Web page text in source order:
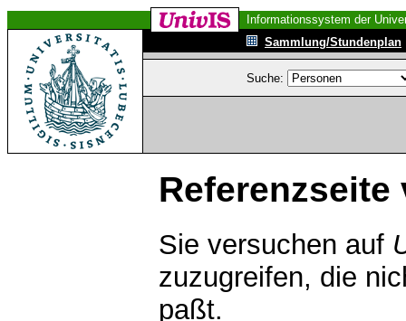
Informationssystem der
Sammlung/Stundenplan
Suche:
Referenzseite
Sie versuchen auf
zuzugreifen, die
paßt.